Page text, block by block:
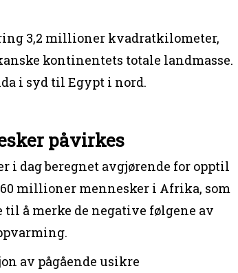
3,2 millioner kvadratkilometer,
kontinentets totale landmasse.
i syd til Egypt i nord.
påvirkes
i dag beregnet avgjørende for opptil
millioner mennesker i Afrika, som
å merke de negative følgene av
av pågående usikre